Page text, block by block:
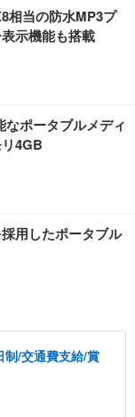
相当の防水MP3プ
示機能も搭載
ポータブルメディ
4GB
用したポータブル
/交通費支給/賞